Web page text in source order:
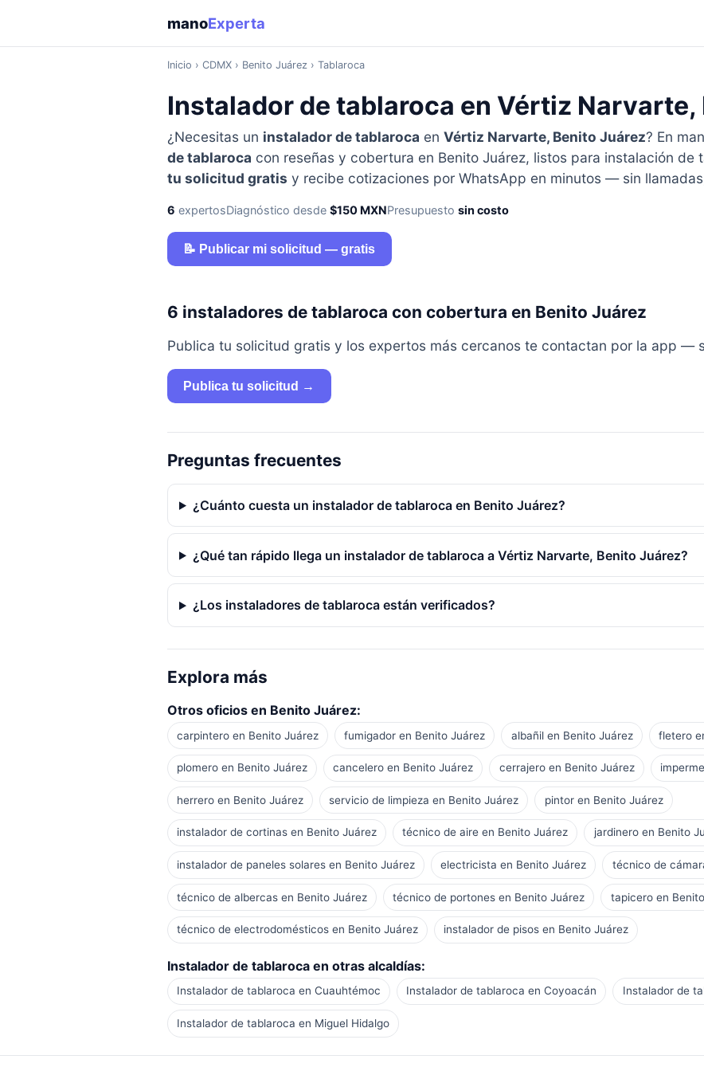
manoExperta
Inicio › CDMX› Benito Juárez › Tablaroca
Instalador de tablaroca en Vértiz Narvarte,
¿Necesitas un instalador de tablaroca en Vértiz Narvarte, Benito Juárez? En
de tablaroca con reseñas y cobertura en Benito Juárez, listos para instalación de
tu solicitud gratis y recibe cotizaciones por WhatsApp en minutos — sin
6 expertosDiagnóstico desde $150 MXNPresupuesto sin costo
📝 Publicar mi solicitud — gratis
6 instaladores de tablaroca con cobertura en Benito Juárez
Publica tu solicitud gratis y los expertos más cercanos te contactan por la app —
Publica tu solicitud →
Preguntas frecuentes
¿Cuánto cuesta un instalador de tablaroca en Benito Juárez?
¿Qué tan rápido llega un instalador de tablaroca a Vértiz Narvarte, Benito Juárez?
¿Los instaladores de tablaroca están verificados?
Explora más
Otros oficios en Benito Juárez:
carpintero en Benito Juárez fumigador en Benito Juárez albañil en Benito Juárez fletero
plomero en Benito Juárez cancelero en Benito Juárez cerrajero en Benito Juárez
herrero en Benito Juárez servicio de limpieza en Benito Juárez pintor en Benito Juárez
instalador de cortinas en Benito Juárez técnico de aire en Benito Juárez jardinero en Benito
instalador de paneles solares en Benito Juárez electricista en Benito Juárez técnico de
técnico de albercas en Benito Juárez técnico de portones en Benito Juárez tapicero en
técnico de electrodomésticos en Benito Juárez instalador de pisos en Benito Juárez
Instalador de tablaroca en otras alcaldías:
Instalador de tablaroca en Cuauhtémoc Instalador de tablaroca en Coyoacán Instalador de
Instalador de tablaroca en Miguel Hidalgo